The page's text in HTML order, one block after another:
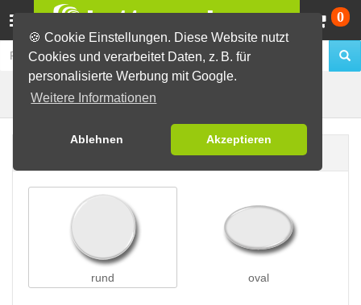
🍪 Cookie Einstellungen. Diese Website nutzt
Cookies und verarbeitet Daten, z. B. für
personalisierte Werbung mit Google.
Weitere Informationen
Ablehnen Akzeptieren
0
Buttons erstellen Nadelbuttons
rund oval